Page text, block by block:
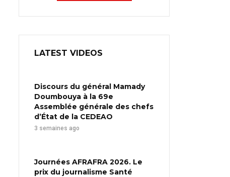
LATEST VIDEOS
Discours du général Mamady
Doumbouya à la 69e
Assemblée générale des chefs
d’État de la CEDEAO
3 semaines ago
Journées AFRAFRA 2026. Le
prix du journalisme Santé